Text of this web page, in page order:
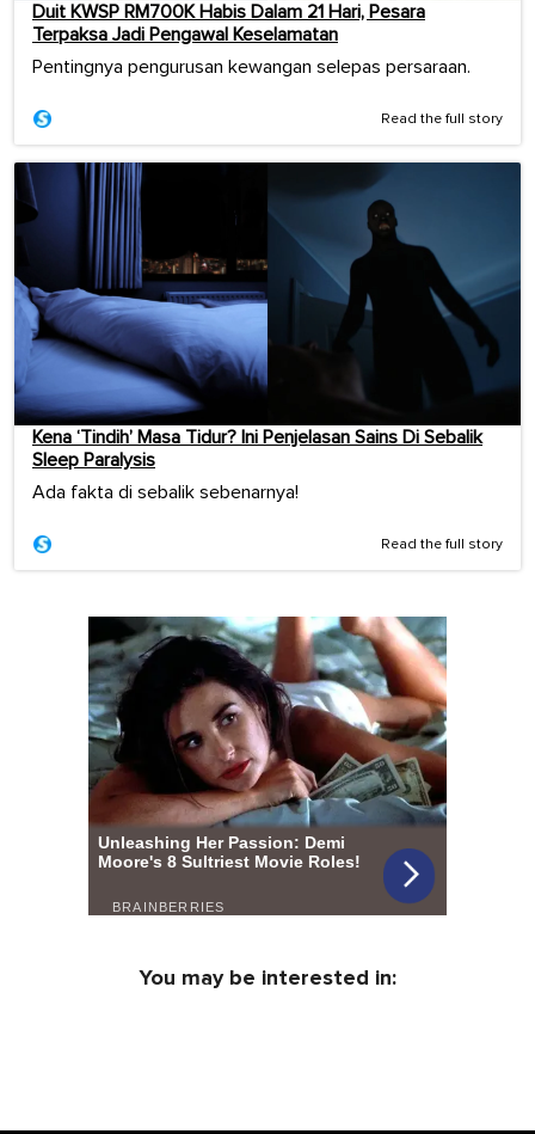
Duit KWSP RM700K Habis Dalam 21 Hari, Pesara
Terpaksa Jadi Pengawal Keselamatan
Pentingnya pengurusan kewangan selepas persaraan.
Read the full story
Kena ‘Tindih’ Masa Tidur? Ini Penjelasan Sains Di Sebalik
Sleep Paralysis
Ada fakta di sebalik sebenarnya!
Read the full story
You may be interested in: